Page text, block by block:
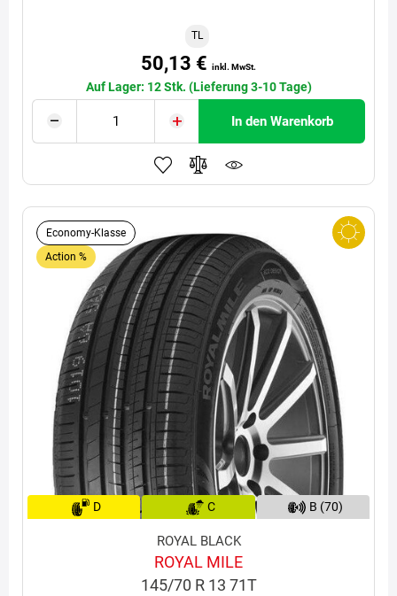
TL
50,13 € inkl. MwSt.
Auf Lager: 12 Stk. (Lieferung 3-10 Tage)
In den Warenkorb
Economy-Klasse
Action %
D C B (70)
ROYAL BLACK
ROYAL MILE
145/70 R 13 71T